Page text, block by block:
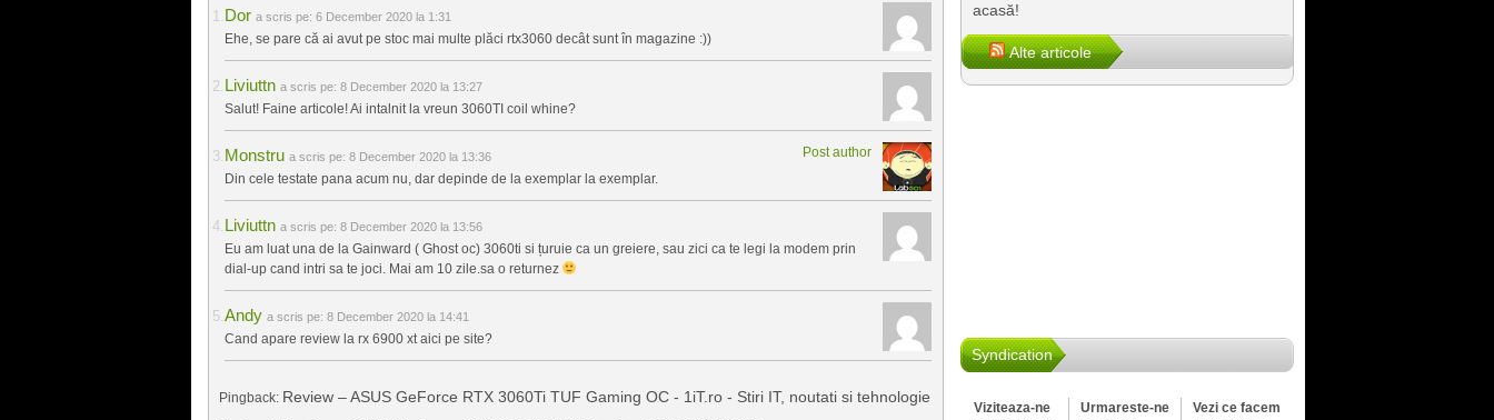
Dor a scris pe: 6 December 2020 la 1:31
Ehe, se pare că ai avut pe stoc mai multe plăci rtx3060 decât sunt în magazine :))
Liviuttn a scris pe: 8 December 2020 la 13:27
Salut! Faine articole! Ai intalnit la vreun 3060TI coil whine?
Monstru Post author
a scris pe: 8 December 2020 la 13:36
Din cele testate pana acum nu, dar depinde de la exemplar la exemplar.
Liviuttn a scris pe: 8 December 2020 la 13:56
Eu am luat una de la Gainward ( Ghost oc) 3060ti si țuruie ca un greiere, sau zici ca te legi la modem prin
dial-up cand intri sa te joci. Mai am 10 zile.sa o returnez
Andy a scris pe: 8 December 2020 la 14:41
Cand apare review la rx 6900 xt aici pe site?
Pingback: Review – ASUS GeForce RTX 3060Ti TUF Gaming OC - 1iT.ro - Stiri IT, noutati si tehnologie
acasă!
Alte articole
Syndication
Viziteaza-ne
Urmareste-ne
Vezi ce facem